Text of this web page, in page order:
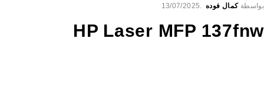
بواسطة كمال فوده 13/07/2025
HP Laser MFP 137fnw